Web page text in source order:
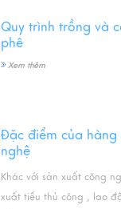
Quy trình trồng và
phê
Xem thêm
Đặc điểm của hàng
nghệ
Khác với sản xuất công
xuất tiểu thủ công , lao